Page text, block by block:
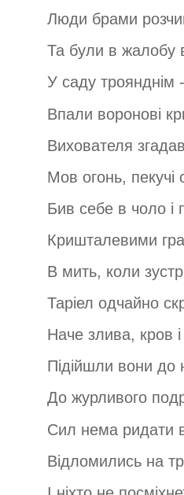
Люди брами
Та були в жалобу
У саду троянднім -
Впали воронові
Вихователя
Мов огонь, пекучі
Бив себе в чоло і
Кришталевими
В мить, коли
Таріел одчайно
Наче злива, кров
Підійшли вони до
До журливого
Сил нема ридати в
Відломились на